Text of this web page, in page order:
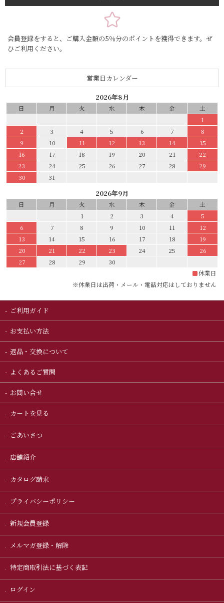
会員登録をすると、ご購入金額の5％分のポイントを獲得できます。ぜ
ひご利用ください。
営業日カレンダー
2026年8月
日 月 火 水 木 金
土
1
2
3 4 5 6 7
8
9
10 11 12 13 14
15
16
17 18 19 20 21
22
23
24 25 26 27 28
29
30
31
2026年9月
日 月 火 水 木 金
土
1
2 3 4
5
6
7 8 9 10 11
12
13
14 15 16 17 18
19
20
21 22 23 24 25
26
27
28 29
30
休業日
※休業日は出荷・メール・電話対応はしておりません
ご利用ガイド
お支払い方法
返品・交換について
よくあるご質問
お問い合せ
カートを見る
ごあいさつ
店舗紹介
カタログ請求
プライバシーポリシー
新規会員登録
メルマガ登録・解除
特定商取引法に基づく表記
ログイン